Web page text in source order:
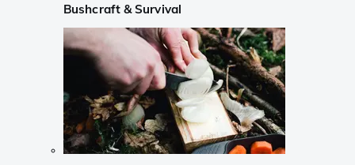
Bushcraft & Survival